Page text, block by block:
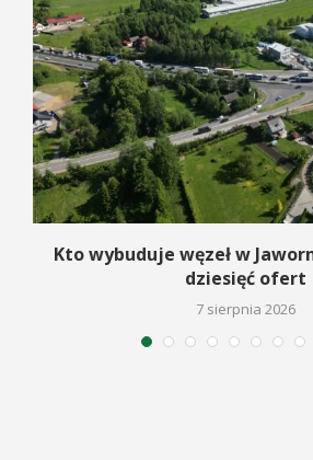
Kto wybuduje węzeł w
dziesięć ofert
7 sierpnia 2026